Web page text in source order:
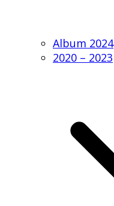
Album 2024
2020 – 2023